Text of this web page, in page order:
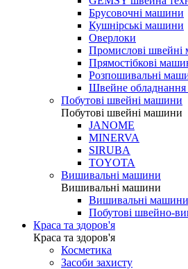
Брусовочні машини
Кушнірські машини
Оверлоки
Промислові швейні
Прямостібкові
Розпошивальні
Швейне обладнання
Побутові швейні машини
Побутові швейні машини
JANOME
MINERVA
SIRUBA
TOYOTA
Вишивальні машини
Вишивальні машини
Вишивальні
Побутові швейно-
Краса та здоров'я
Краса та здоров'я
Косметика
Засоби захисту